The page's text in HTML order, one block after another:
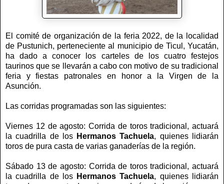
El comité de organización de la feria 2022, de la localidad
de Pustunich, perteneciente al municipio de Ticul, Yucatán,
ha dado a conocer los carteles de los cuatro festejos
taurinos que se llevarán a cabo con motivo de su tradicional
feria y fiestas patronales en honor a la Virgen de la
Asunción.
Las corridas programadas son las siguientes:
Viernes 12 de agosto: Corrida de toros tradicional, actuará
la cuadrilla de los Hermanos Tachuela, quienes lidiarán
toros de pura casta de varias ganaderías de la región.
Sábado 13 de agosto: Corrida de toros tradicional, actuará
la cuadrilla de los Hermanos Tachuela, quienes lidiarán